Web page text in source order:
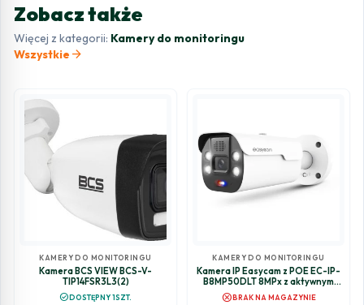
Zobacz także
Więcej z kategorii: Kamery do monitoringu
Wszystkie arrow_forward
KAMERY DO MONITORINGU
Kamera BCS VIEW BCS-V-
TIP14FSR3L3(2)
check_circleDOSTĘPNY 1SZT.
KAMERY DO MONITORINGU
Kamera IP Easycam z POE EC-IP-
B8MP50DLT 8MPx z aktywnym
cancelBRAK NA MAGAZYNIE